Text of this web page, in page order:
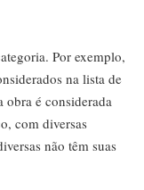
Por exemplo,
na lista de
obra é considerada
com diversas
não têm suas